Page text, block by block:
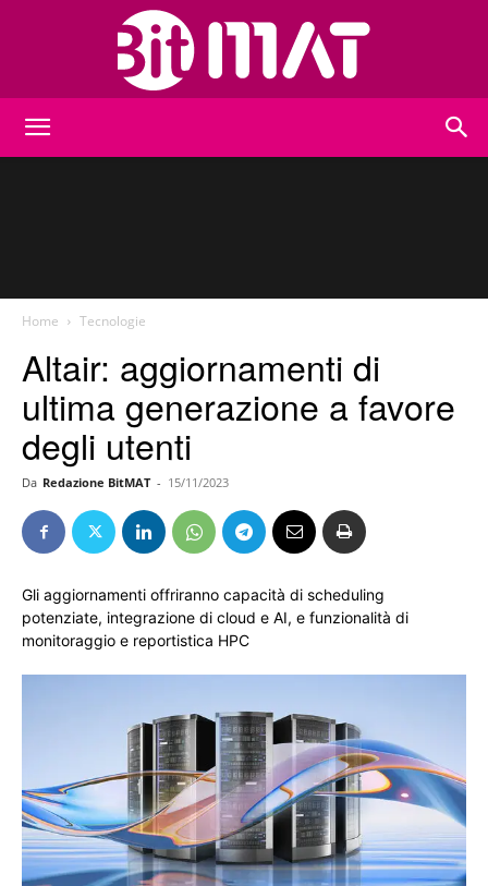
Home Tecnologie
Altair: aggiornamenti di
ultima generazione a favore
degli utenti
Da Redazione BitMAT - 15/11/2023
Gli aggiornamenti offriranno capacità di scheduling
potenziate, integrazione di cloud e AI, e funzionalità di
monitoraggio e reportistica HPC